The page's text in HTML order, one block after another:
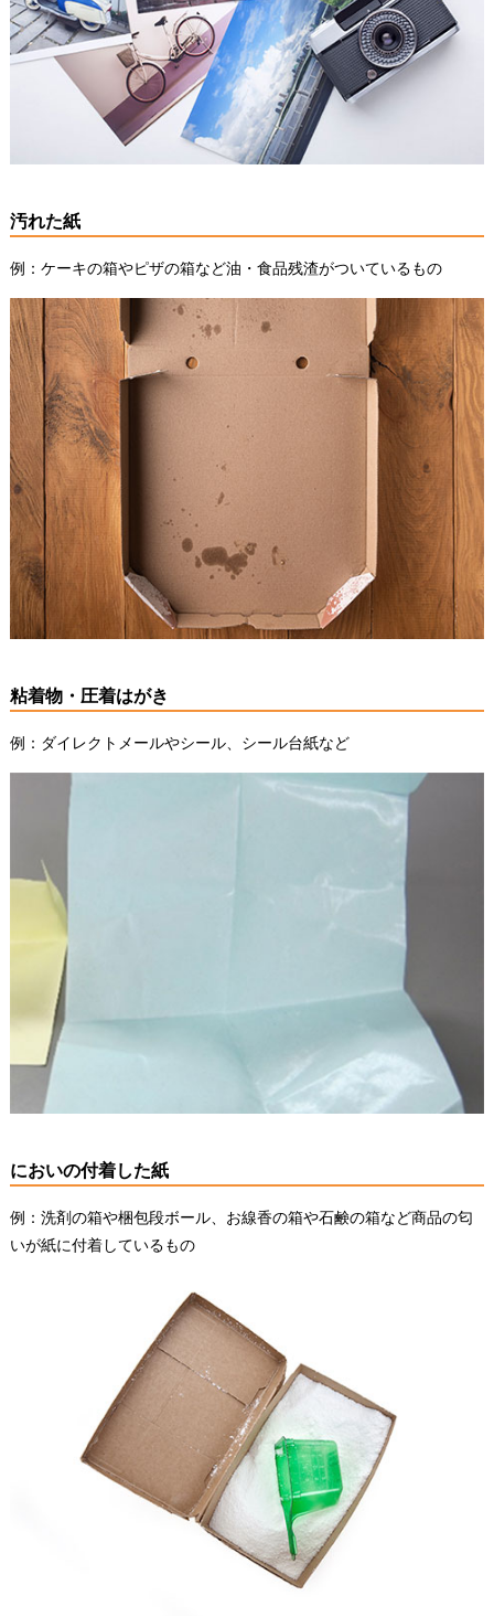
汚れた紙
例：ケーキの箱やピザの箱など油・食品残渣がついているもの
粘着物・圧着はがき
例：ダイレクトメールやシール、シール台紙など
においの付着した紙
例：洗剤の箱や梱包段ボール、お線香の箱や石鹸の箱など商品の匂
いが紙に付着しているもの